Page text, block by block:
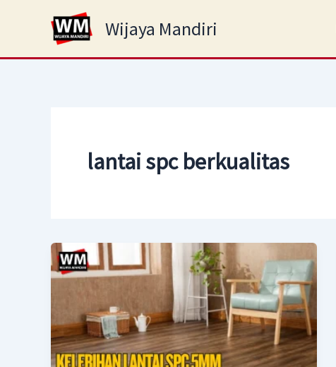
Wijaya Mandiri
lantai spc berkualitas